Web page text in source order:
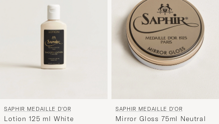
SAPHIR MEDAILLE D'OR
Lotion 125 ml White
SAPHIR MEDAILLE D'OR
Mirror Gloss 75ml Neutral